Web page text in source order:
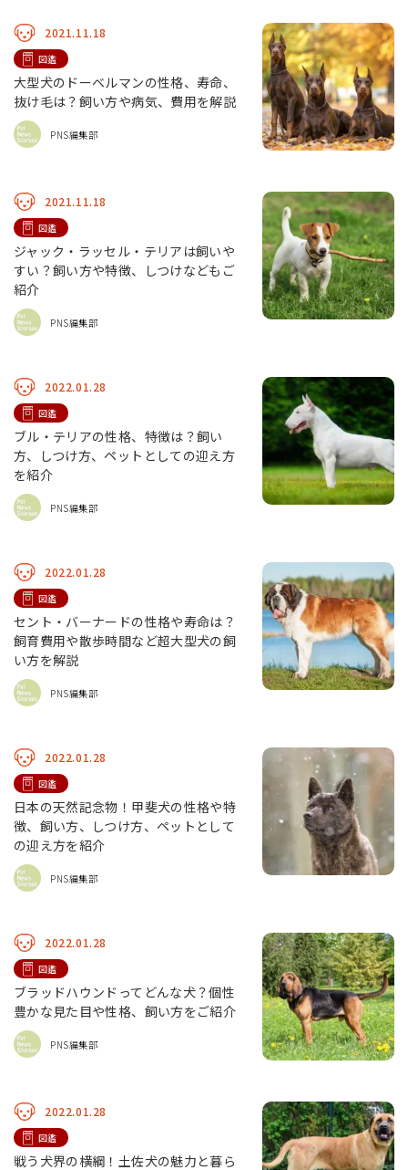
2021.11.18
図鑑
大型犬のドーベルマンの性格、寿命、
抜け毛は？飼い方や病気、費用を解説
PNS編集部
2021.11.18
図鑑
ジャック・ラッセル・テリアは飼いや
すい？飼い方や特徴、しつけなどもご
紹介
PNS編集部
2022.01.28
図鑑
ブル・テリアの性格、特徴は？飼い
方、しつけ方、ペットとしての迎え方
を紹介
PNS編集部
2022.01.28
図鑑
セント・バーナードの性格や寿命は？
飼育費用や散歩時間など超大型犬の飼
い方を解説
PNS編集部
2022.01.28
図鑑
日本の天然記念物！甲斐犬の性格や特
徴、飼い方、しつけ方、ペットとして
の迎え方を紹介
PNS編集部
2022.01.28
図鑑
ブラッドハウンドってどんな犬？個性
豊かな見た目や性格、飼い方をご紹介
PNS編集部
2022.01.28
図鑑
戦う犬界の横綱！土佐犬の魅力と暮ら